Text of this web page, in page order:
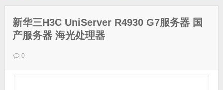
新华三H3C UniServer R4930 G7服务器 国
产服务器 海光处理器
0